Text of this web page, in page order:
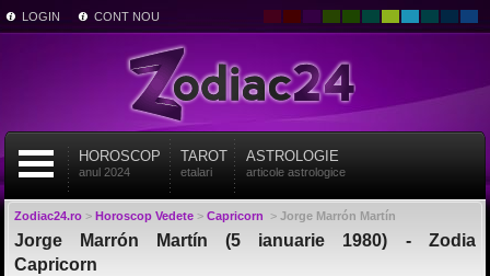
LOGIN CONT NOU
HOROSCOP
anul 2024
TAROT
etalari
ASTROLOGIE
articole astrologice
Zodiac24.ro> Horoscop Vedete> Capricorn > Jorge Marrón Martín
Jorge Marrón Martín (5 ianuarie 1980) - Zodia
Capricorn